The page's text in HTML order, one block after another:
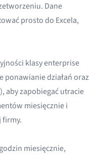
Dane
prosto do Excela,
klasy enterprise
ponawianie działań oraz
aby zapobiegać utracie
miesięcznie i
firmy.
miesięcznie,